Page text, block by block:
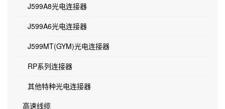
J599A8光电连接器
J599A6光电连接器
J599MT(GYM)光电连接器
RP系列连接器
其他特种光电连接器
高速线缆